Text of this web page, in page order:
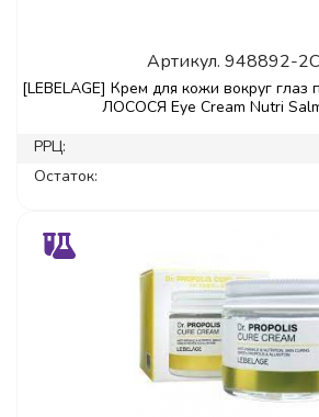
Артикул. 948892-
[LEBELAGE] Крем для кожи вокруг
ЛОСОСЯ Eye Cream Nutri
РРЦ:
Остаток: